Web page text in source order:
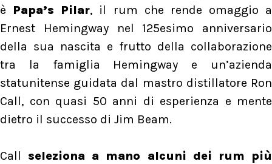
è Papa’s Pilar, il rum che rende omaggio a
Ernest Hemingway nel 125esimo anniversario
della sua nascita e frutto della collaborazione
tra la famiglia Hemingway e un’azienda
statunitense guidata dal mastro distillatore Ron
Call, con quasi 50 anni di esperienza e mente
dietro il successo di Jim Beam.
Call seleziona a mano alcuni dei rum più